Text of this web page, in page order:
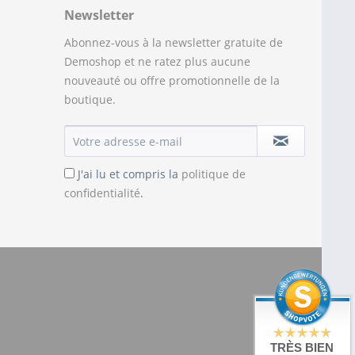
Newsletter
Abonnez-vous à la newsletter gratuite de
Demoshop et ne ratez plus aucune
nouveauté ou offre promotionnelle de la
boutique.
J'ai lu et compris la politique de
confidentialité.
TRÈS BIEN